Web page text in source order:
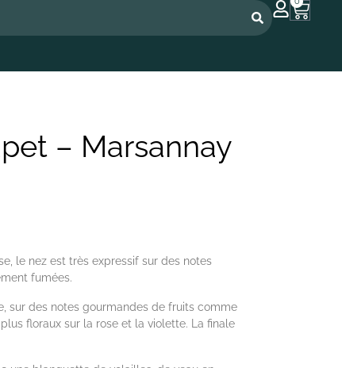
– Marsannay
le nez est très expressif sur des notes
fumées.
sur des notes gourmandes de fruits comme
floraux sur la rose et la violette. La finale